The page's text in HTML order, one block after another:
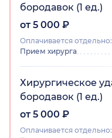
бородавок (1 ед.)
от 5 000 ₽
Оплачивается отдельно:
Прием хирурга
Хирургическое
бородавок (1 ед.)
от 5 000 ₽
Оплачивается отдельно: